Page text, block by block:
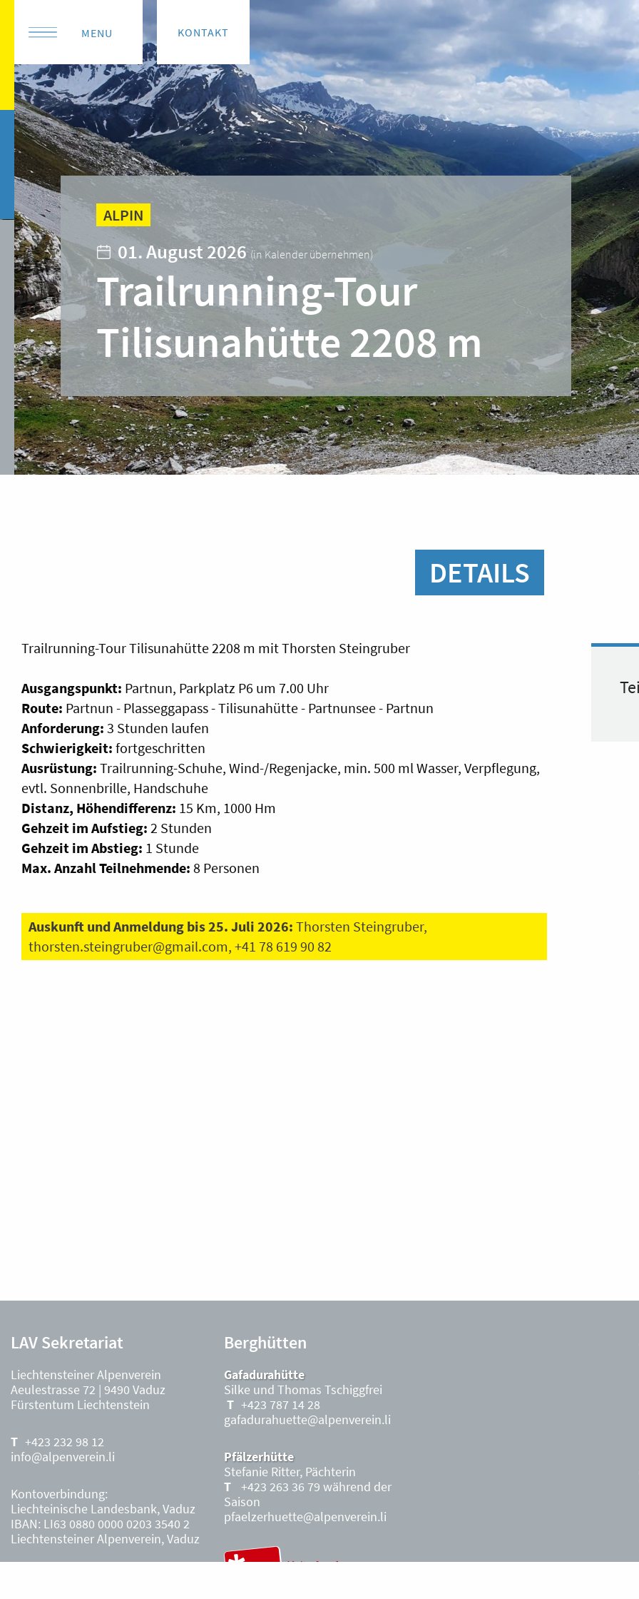
MENU KONTAKT
ALPIN
01. August 2026(in Kalender übernehmen)
Trailrunning-Tour
Tilisunahütte 2208 m
DETAILS
Trailrunning-Tour Tilisunahütte 2208 m mit Thorsten Steingruber
Ausgangspunkt: Partnun, Parkplatz P6 um 7.00 Uhr
Route: Partnun - Plasseggapass - Tilisunahütte - Partnunsee - Partnun
Anforderung: 3 Stunden laufen
Schwierigkeit: fortgeschritten
Ausrüstung: Trailrunning-Schuhe, Wind-/Regenjacke, min. 500 ml Wasser, Verpflegung,
evtl. Sonnenbrille, Handschuhe
Distanz, Höhendifferenz: 15 Km, 1000 Hm
Gehzeit im Aufstieg: 2 Stunden
Gehzeit im Abstieg: 1 Stunde
Max. Anzahl Teilnehmende: 8 Personen
Auskunft und Anmeldung bis 25. Juli 2026: Thorsten Steingruber,
thorsten.steingruber@gmail.com, +41 78 619 90 82
LAV Sekretariat
Liechtensteiner Alpenverein
Aeulestrasse 72 | 9490 Vaduz
Fürstentum Liechtenstein
+423 232 98 12
info@alpenverein.li
Kontoverbindung:
Liechteinische Landesbank, Vaduz
IBAN: LI63 0880 0000 0203 3540 2
Liechtensteiner Alpenverein, Vaduz
Berghütten
Gafadurahütte
Silke und Thomas Tschiggfrei
+423 787 14 28
gafadurahuette@alpenverein.li
Pfälzerhütte
Stefanie Ritter, Pächterin
+423 263 36 79 während der
Saison
pfaelzerhuette@alpenverein.li